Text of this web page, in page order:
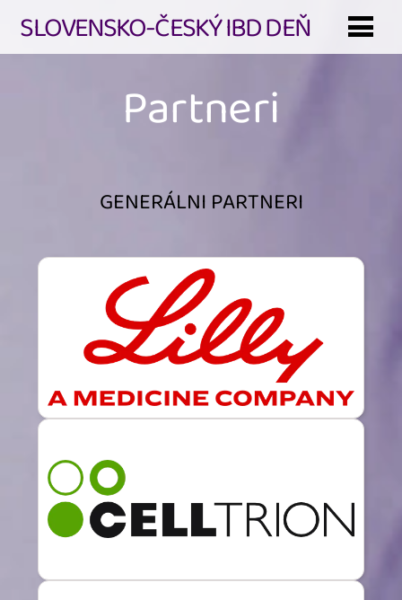
SLOVENSKO-ČESKÝ IBD DEŇ
Partneri
GENERÁLNI PARTNERI